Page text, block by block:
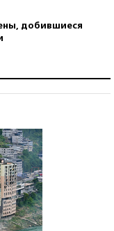
добившиеся